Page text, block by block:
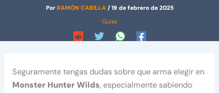
PorRAMÓN CABILLA/19 de febrero de 2025
Guías
Seguramente tengas dudas sobre que arma elegir en
Monster Hunter Wilds, especialmente sabiendo